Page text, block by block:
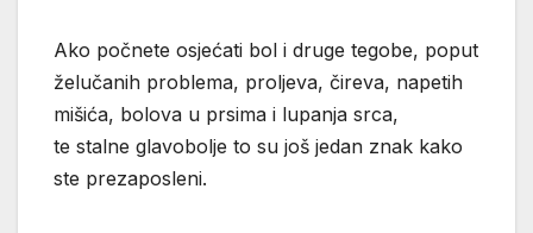
Ako počnete osjećati bol i druge tegobe, poput
želučanih problema, proljeva, čireva, napetih
mišića, bolova u prsima i lupanja srca,
te stalne glavobolje to su još jedan znak kako
ste prezaposleni.